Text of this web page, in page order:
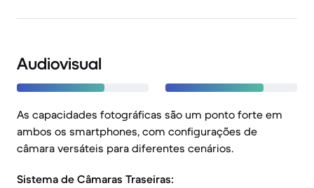
Audiovisual
As capacidades fotográficas são um ponto forte em
ambos os smartphones, com configurações de
câmara versáteis para diferentes cenários.
Sistema de Câmaras Traseiras: